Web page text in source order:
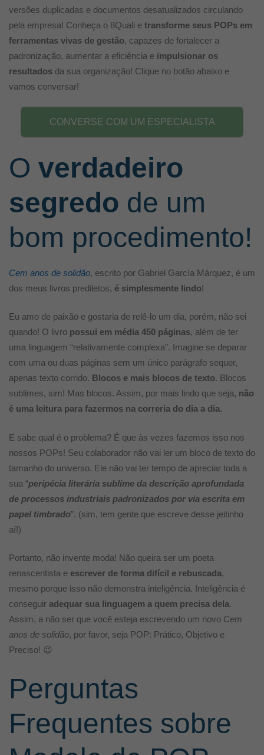
versões duplicadas e documentos desatualizados circulando
pela empresa! Conheça o 8Quali e transforme seus POPs em
ferramentas vivas de gestão, capazes de fortalecer a
padronização, aumentar a eficiência e impulsionar os
resultados da sua organização! Clique no botão abaixo e
vamos conversar!
CONVERSE COM UM ESPECIALISTA
O verdadeiro
segredo de um
bom procedimento!
Cem anos de solidão, escrito por Gabriel García Márquez, é um
dos meus livros prediletos, é simplesmente lindo!
Eu amo de paixão e gostaria de relê-lo um dia, porém, não sei
quando! O livro possui em média 450 páginas, além de ter
uma linguagem “relativamente complexa”. Imagine se deparar
com uma ou duas páginas sem um único parágrafo sequer,
apenas texto corrido. Blocos e mais blocos de texto. Blocos
sublimes, sim! Mas blocos. Assim, por mais lindo que seja, não
é uma leitura para fazermos na correria do dia a dia.
E sabe qual é o problema? É que às vezes fazemos isso nos
nossos POPs! Seu colaborador não vai ler um bloco de texto do
tamanho do universo. Ele não vai ter tempo de apreciar toda a
sua “peripécia literária sublime da descrição aprofundada
de processos industriais padronizados por via escrita em
papel timbrado”. (sim, tem gente que escreve desse jeitinho
aí!)
Portanto, não invente moda! Não queira ser um poeta
renascentista e escrever de forma difícil e rebuscada,
mesmo porque isso não demonstra inteligência. Inteligência é
conseguir adequar sua linguagem a quem precisa dela.
Assim, a não ser que você esteja escrevendo um novo Cem
anos de solidão, por favor, seja POP: Prático, Objetivo e
Preciso! 😉
Perguntas
Frequentes sobre